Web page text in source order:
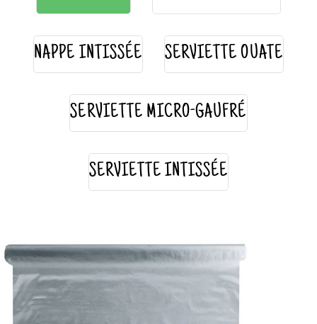
NAPPE INTISSÉE SERVIETTE OUATE
SERVIETTE MICRO-GAUFRÉ
SERVIETTE INTISSÉE